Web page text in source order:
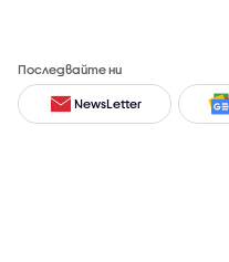
Последвайте ни
NewsLetter